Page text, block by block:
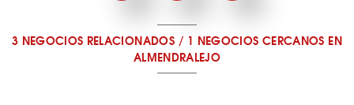
3 NEGOCIOS RELACIONADOS/ 1 NEGOCIOS CERCANOS EN
ALMENDRALEJO